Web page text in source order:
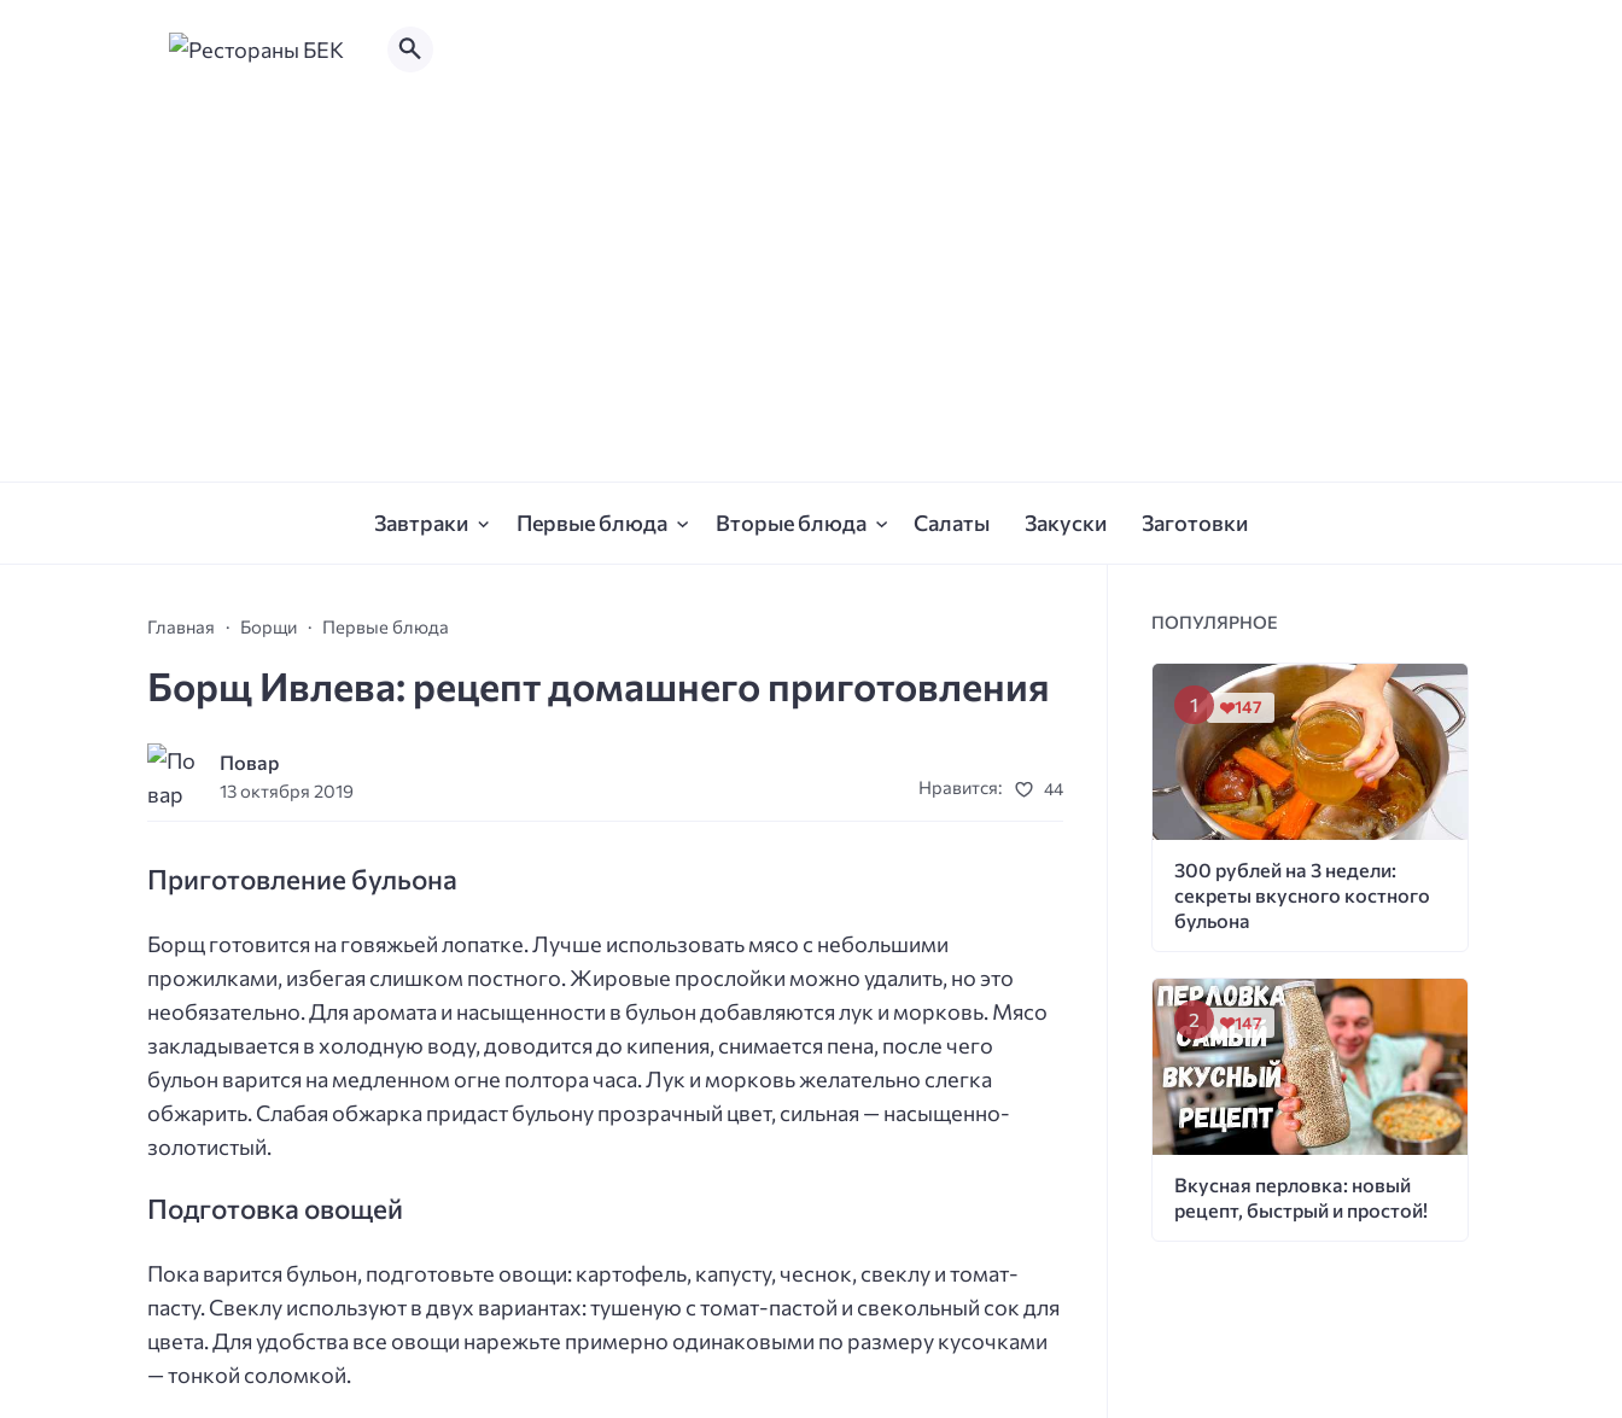
Завтраки Первые блюда Вторые блюда Салаты Закуски Заготовки
Главная Борщи Первые блюда
Борщ Ивлева: рецепт домашнего приготовления
Повар
13 октября 2019 Нравится: 44
Приготовление бульона
Борщ готовится на говяжьей лопатке. Лучше использовать мясо с небольшими
прожилками, избегая слишком постного. Жировые прослойки можно удалить, но это
необязательно. Для аромата и насыщенности в бульон добавляются лук и морковь. Мясо
закладывается в холодную воду, доводится до кипения, снимается пена, после чего
бульон варится на медленном огне полтора часа. Лук и морковь желательно слегка
обжарить. Слабая обжарка придаст бульону прозрачный цвет, сильная — насыщенно-
золотистый.
Подготовка овощей
Пока варится бульон, подготовьте овощи: картофель, капусту, чеснок, свеклу и томат-
пасту. Свеклу используют в двух вариантах: тушеную с томат-пастой и свекольный сок для
цвета. Для удобства все овощи нарежьте примерно одинаковыми по размеру кусочками
— тонкой соломкой.
ПОПУЛЯРНОЕ
300 рублей на 3 недели:
секреты вкусного костного
бульона
147
Вкусная перловка: новый
рецепт, быстрый и простой!
147